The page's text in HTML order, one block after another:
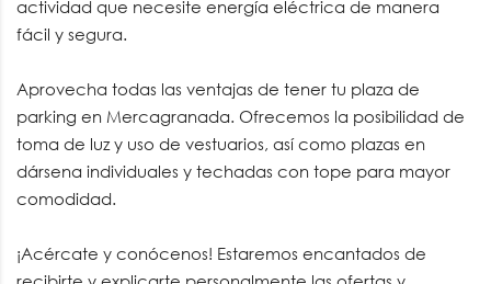
actividad que necesite energía eléctrica de manera
fácil y segura.
Aprovecha todas las ventajas de tener tu plaza de
parking en Mercagranada. Ofrecemos la posibilidad de
toma de luz y uso de vestuarios, así como plazas en
dársena individuales y techadas con tope para mayor
comodidad.
¡Acércate y conócenos! Estaremos encantados de